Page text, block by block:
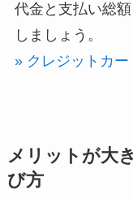
代金と支払い総
しましょう。
» クレジットカー
メリットが大
び方